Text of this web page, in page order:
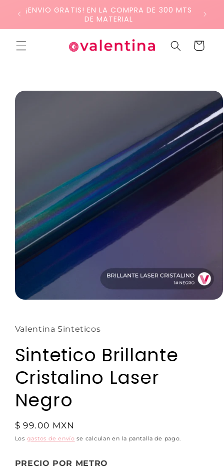
directamente
¡ENVIO GRATIS! EN LA COMPRA DE 300 MTS
DE MATERIAL
Carrito
directamente
a la
Valentina Sinteticos
Sintetico Brillante
Cristalino Laser
Negro
$ 99.00 MXN
Los gastos de envío se calculan en la pantalla de pago.
PRECIO POR METRO